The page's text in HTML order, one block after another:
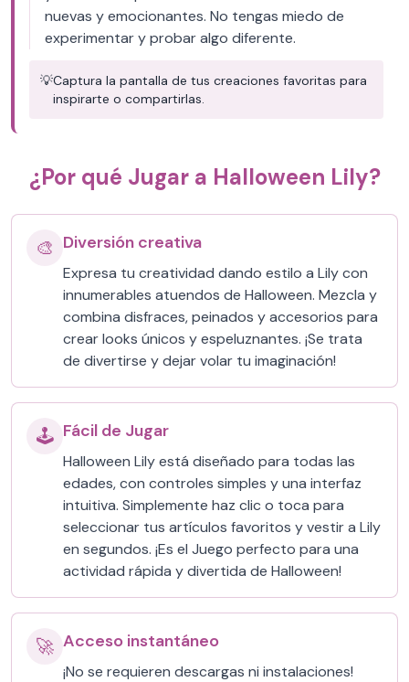
nuevas y emocionantes. No tengas miedo de
experimentar y probar algo diferente.
💡Captura la pantalla de tus creaciones favoritas para
inspirarte o compartirlas.
¿Por qué Jugar a Halloween Lily?
🎨 Diversión creativa
Expresa tu creatividad dando estilo a Lily con
innumerables atuendos de Halloween. Mezcla y
combina disfraces, peinados y accesorios para
crear looks únicos y espeluznantes. ¡Se trata
de divertirse y dejar volar tu imaginación!
🕹️ Fácil de Jugar
Halloween Lily está diseñado para todas las
edades, con controles simples y una interfaz
intuitiva. Simplemente haz clic o toca para
seleccionar tus artículos favoritos y vestir a Lily
en segundos. ¡Es el Juego perfecto para una
actividad rápida y divertida de Halloween!
🚀 Acceso instantáneo
¡No se requieren descargas ni instalaciones!